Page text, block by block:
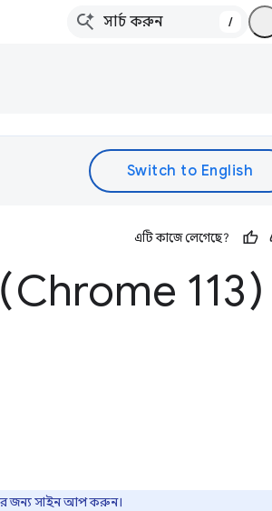
/
এটি কাজে লেগেছে?
113)
জন্য সাইন আপ করুন।